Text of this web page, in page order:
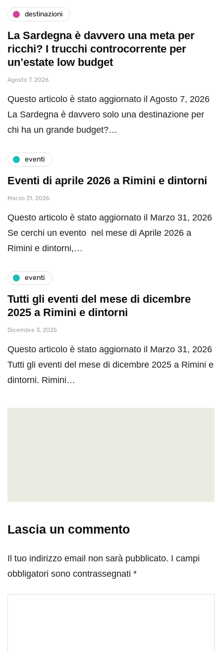
destinazioni
La Sardegna è davvero una meta per
ricchi? I trucchi controcorrente per
un’estate low budget
Agosto 7, 2026
Questo articolo è stato aggiornato il Agosto 7, 2026
La Sardegna è davvero solo una destinazione per
chi ha un grande budget?…
eventi
Eventi di aprile 2026 a Rimini e dintorni
Marzo 31, 2026
Questo articolo è stato aggiornato il Marzo 31, 2026
Se cerchi un evento nel mese di Aprile 2026 a
Rimini e dintorni,…
eventi
Tutti gli eventi del mese di dicembre
2025 a Rimini e dintorni
Dicembre 3, 2025
Questo articolo è stato aggiornato il Marzo 31, 2026
Tutti gli eventi del mese di dicembre 2025 a Rimini e
dintorni. Rimini…
Lascia un commento
Il tuo indirizzo email non sarà pubblicato. I campi
obbligatori sono contrassegnati *